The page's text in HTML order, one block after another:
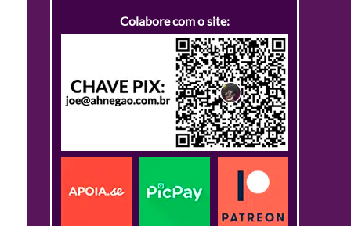
Colabore com o site: